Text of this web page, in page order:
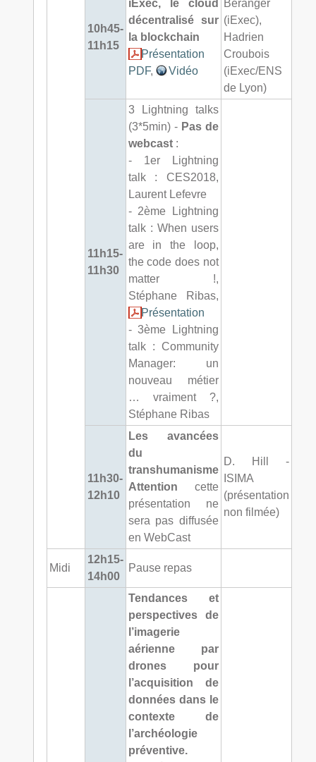
10h45-
11h15
iExec, le cloud
décentralisé sur
la blockchain
Présentation
PDF, Vidéo
Béranger
(iExec),
Hadrien
Croubois
(iExec/ENS
de Lyon)
11h15-
11h30
3 Lightning talks
(3*5min) - Pas de
webcast:
- 1er Lightning
talk : CES2018,
Laurent Lefevre
- 2ème Lightning
talk : When users
are in the loop,
the code does not
matter !,
Stéphane Ribas,
Présentation
- 3ème Lightning
talk : Community
Manager: un
nouveau métier
… vraiment ?,
Stéphane Ribas
11h30-
12h10
Les avancées
du
transhumanisme
Attention cette
présentation ne
sera pas diffusée
en WebCast
D. Hill -
ISIMA
(présentation
non filmée)
Midi
12h15-
14h00
Pause repas
Tendances et
perspectives de
l’imagerie
aérienne par
drones pour
l’acquisition de
données dans le
contexte de
l’archéologie
préventive.